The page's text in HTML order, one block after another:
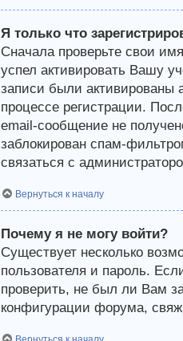
Я только что
Сначала проверьте свои
успел активировать Вашу
записи были активированы
процессе регистрации.
email-сообщение не
заблокирован спам-
связаться с
Вернуться к началу
Почему я не могу войти?
Существует несколько
пользователя и пароль.
проверить, не был ли Вам
конфигурации форума,